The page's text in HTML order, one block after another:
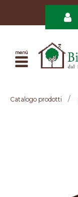
Open
Catalogo prodotti